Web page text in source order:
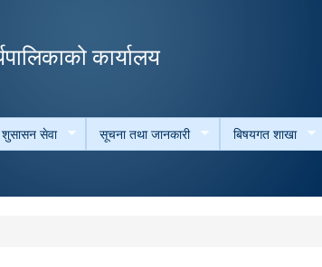
content
कार्यालय
शुसासन सेवा सूचना तथा जानकारी बिषयगत शाखा